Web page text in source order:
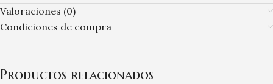
Valoraciones (0)
Condiciones de compra
Productos relacionados